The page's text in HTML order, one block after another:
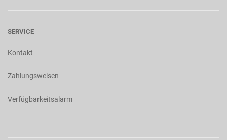
SERVICE
Kontakt
Zahlungsweisen
Verfügbarkeitsalarm